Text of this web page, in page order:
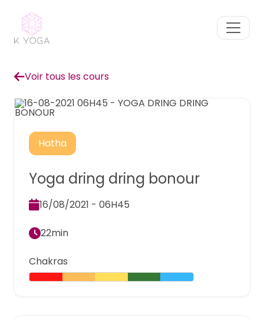
Voir tous les cours
Hatha
Chakras
Yoga dring dring bonour
16/08/2021 - 06H45
22min